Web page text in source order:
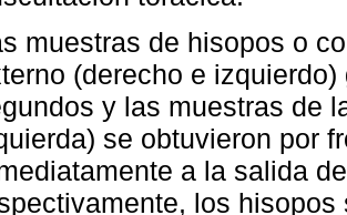
muestras de hisopos o
(derecho e
y las muestras de
se obtuvieron por
a la salida
los